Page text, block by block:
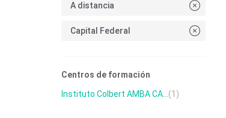
A distancia
Capital Federal
Centros de formación
Instituto Colbert AMBA CA... (1)